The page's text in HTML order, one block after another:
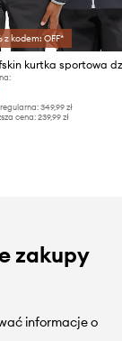
kodem: OFF*
349,99 zł
cena: 239,99 zł
zakupy
informacje o